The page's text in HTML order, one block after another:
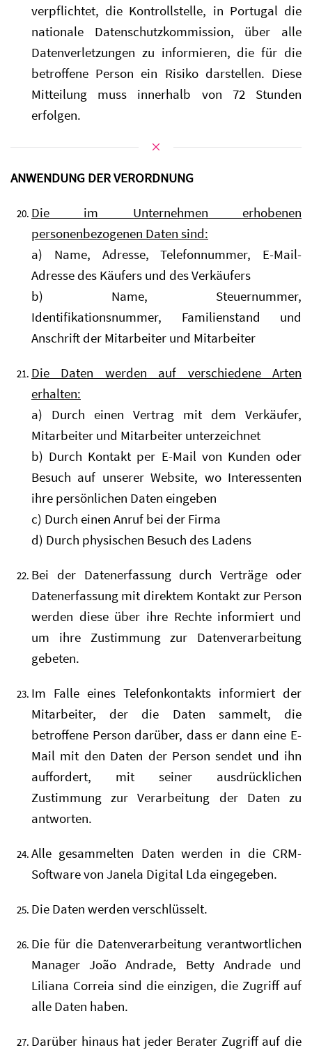
verpflichtet, die Kontrollstelle, in Portugal die
nationale Datenschutzkommission, über alle
Datenverletzungen zu informieren, die für die
betroffene Person ein Risiko darstellen. Diese
Mitteilung muss innerhalb von 72 Stunden
erfolgen.
ANWENDUNG DER VERORDNUNG
Die im Unternehmen erhobenen
personenbezogenen Daten sind:
a) Name, Adresse, Telefonnummer, E-Mail-
Adresse des Käufers und des Verkäufers
b) Name, Steuernummer,
Identifikationsnummer, Familienstand und
Anschrift der Mitarbeiter und Mitarbeiter
Die Daten werden auf verschiedene Arten
erhalten:
a) Durch einen Vertrag mit dem Verkäufer,
Mitarbeiter und Mitarbeiter unterzeichnet
b) Durch Kontakt per E-Mail von Kunden oder
Besuch auf unserer Website, wo Interessenten
ihre persönlichen Daten eingeben
c) Durch einen Anruf bei der Firma
d) Durch physischen Besuch des Ladens
Bei der Datenerfassung durch Verträge oder
Datenerfassung mit direktem Kontakt zur Person
werden diese über ihre Rechte informiert und
um ihre Zustimmung zur Datenverarbeitung
gebeten.
Im Falle eines Telefonkontakts informiert der
Mitarbeiter, der die Daten sammelt, die
betroffene Person darüber, dass er dann eine E-
Mail mit den Daten der Person sendet und ihn
auffordert, mit seiner ausdrücklichen
Zustimmung zur Verarbeitung der Daten zu
antworten.
Alle gesammelten Daten werden in die CRM-
Software von Janela Digital Lda eingegeben.
Die Daten werden verschlüsselt.
Die für die Datenverarbeitung verantwortlichen
Manager João Andrade, Betty Andrade und
Liliana Correia sind die einzigen, die Zugriff auf
alle Daten haben.
Darüber hinaus hat jeder Berater Zugriff auf die